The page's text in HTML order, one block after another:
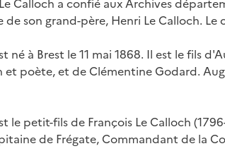
son grand-père, Henri Le Calloch.
né à Brest le 11 mai 1868. Il est le fils
et poète, et de Clémentine Godard.
le petit-fils de François Le Calloch
de Frégate, Commandant de la